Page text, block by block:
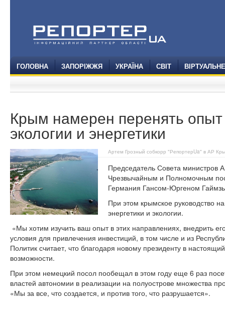
ГОЛОВНА ЗАПОРІЖЖЯ УКРАЇНА СВІТ
Крым намерен перенять
экологии и энергетики
Артем Грозный собкорр "РепортерUa" в АР
Председатель Совета министров
Чрезвычайным и Полномочным
Германия Гансом-Юргеном
При этом крымское руководство
энергетики и экологии.
«Мы хотим изучить ваш опыт в этих направлениях, внедрить
условия для привлечения инвестиций, в том числе и из
Политик считает, что благодаря новому президенту в
возможности.
При этом немецкий посол пообещал в этом году еще 6 раз
властей автономии в реализации на полуострове множества
«Мы за все, что создается, и против того, что разрушается».